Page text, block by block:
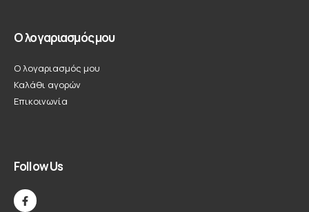
Ο λογαριασμός μου
Ο λογαριασμός μου
Καλάθι αγορών
Επικοινωνία
Follow Us